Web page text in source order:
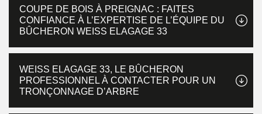
COUPE DE BOIS À PREIGNAC : FAITES
CONFIANCE À L’EXPERTISE DE L’ÉQUIPE DU
BÛCHERON WEISS ELAGAGE 33
WEISS ELAGAGE 33, LE BÛCHERON
PROFESSIONNEL À CONTACTER POUR UN
TRONÇONNAGE D’ARBRE